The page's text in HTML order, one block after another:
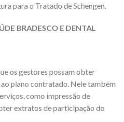
para o Tratado de Schengen.
BRADESCO E DENTAL
os gestores possam obter
plano contratado. Nele também
como impressão de
extratos de participação do